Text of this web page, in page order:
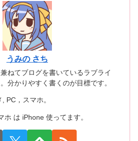
うみの さち
ねてブログを書いているラブライ
分かりやすく書くのが目標です。
PC，スマホ。
ホ は iPhone 使ってます。